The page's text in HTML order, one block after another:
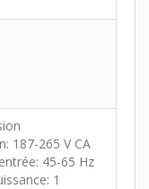
187-265 V CA
45-65 Hz
1